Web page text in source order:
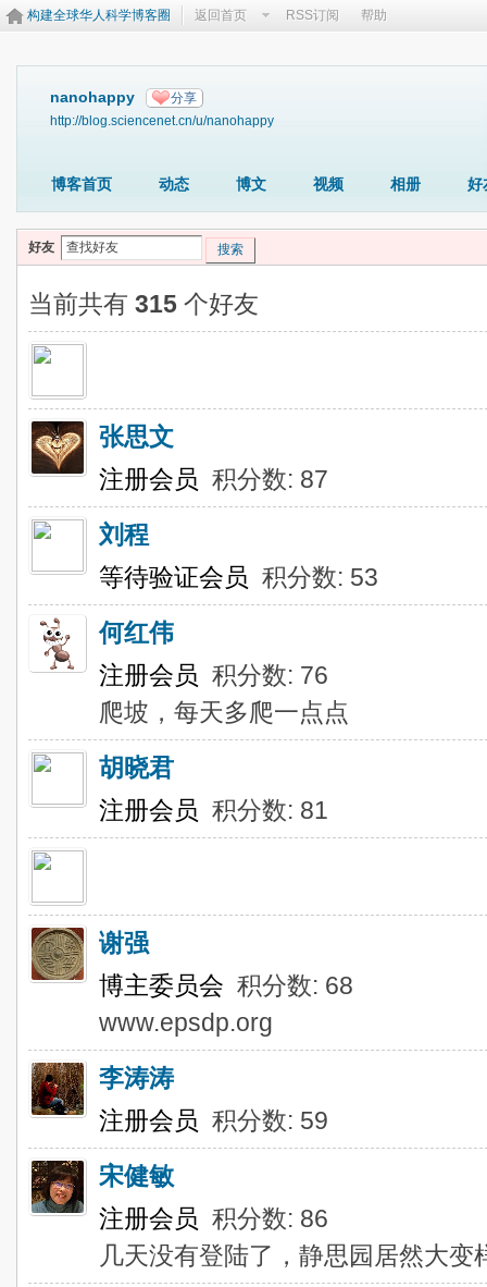
构建全球华人科学博客圈 返回首页 RSS订阅 帮助
nanohappy 分享
http://blog.sciencenet.cn/u/nanohappy
博客首页 动态 博文 视频 相册 好
好友 搜索
当前共有 315 个好友
张思文
注册会员 积分数: 87
刘程
等待验证会员 积分数: 53
何红伟
注册会员 积分数: 76
爬坡，每天多爬一点点
胡晓君
注册会员 积分数: 81
谢强
博主委员会 积分数: 68
www.epsdp.org
李涛涛
注册会员 积分数: 59
宋健敏
注册会员 积分数: 86
几天没有登陆了，静思园居然大变